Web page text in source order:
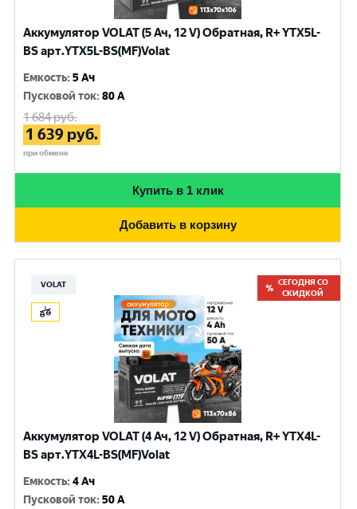
Аккумулятор VOLAT (5 Ач, 12 V) Обратная, R+ YTX5L-
BS арт.YTX5L-BS(MF)Volat
Емкость:5 Ач
Пусковой ток:80 A
1 684руб.
1 639 руб.
при обмене
Купить в 1 клик
Добавить в корзину
VOLAT
СЕГОДНЯ СО
СКИДКОЙ
Аккумулятор VOLAT (4 Ач, 12 V) Обратная, R+ YTX4L-
BS арт.YTX4L-BS(MF)Volat
Емкость:4 Ач
Пусковой ток:50 A